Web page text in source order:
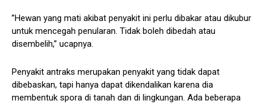
”Hewan yang mati akibat penyakit ini perlu dibakar atau dikubur
untuk mencegah penularan. Tidak boleh dibedah atau
disembelih,” ucapnya.
Penyakit antraks merupakan penyakit yang tidak dapat
dibebaskan, tapi hanya dapat dikendalikan karena dia
membentuk spora di tanah dan di lingkungan. Ada beberapa